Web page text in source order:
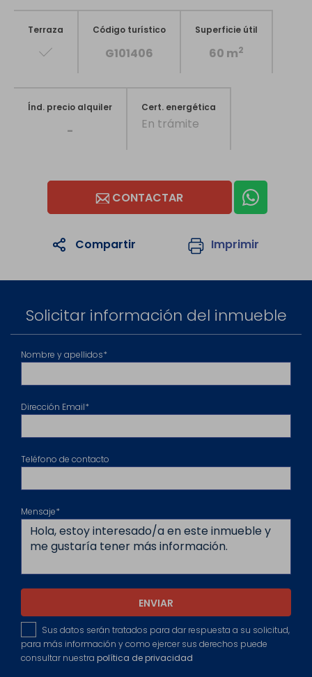
Terraza Código turístico
G101406
Superficie útil
60 m2
Índ. precio alquiler
-
Cert. energética
En trámite
CONTACTAR
Compartir Imprimir
Solicitar información del inmueble
Nombre y apellidos*
Dirección Email*
Teléfono de contacto
Mensaje*
ENVIAR
Sus datos serán tratados para dar respuesta a su solicitud,
para más información y como ejercer sus derechos puede
consultar nuestra política de privacidad